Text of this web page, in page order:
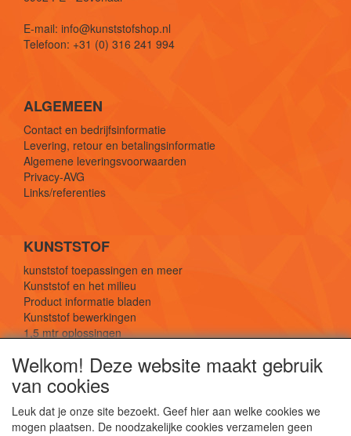
E-mail: info@kunststofshop.nl
Telefoon: +31 (0) 316 241 994
ALGEMEEN
Contact en bedrijfsinformatie
Levering, retour en betalingsinformatie
Algemene leveringsvoorwaarden
Privacy-AVG
Links/referenties
KUNSTSTOF
kunststof toepassingen en meer
Kunststof en het milieu
Product informatie bladen
Kunststof bewerkingen
1,5 mtr oplossingen
SOCIALE MEDIA
Welkom! Deze website maakt gebruik
van cookies
Leuk dat je onze site bezoekt. Geef hier aan welke cookies we
mogen plaatsen. De noodzakelijke cookies verzamelen geen